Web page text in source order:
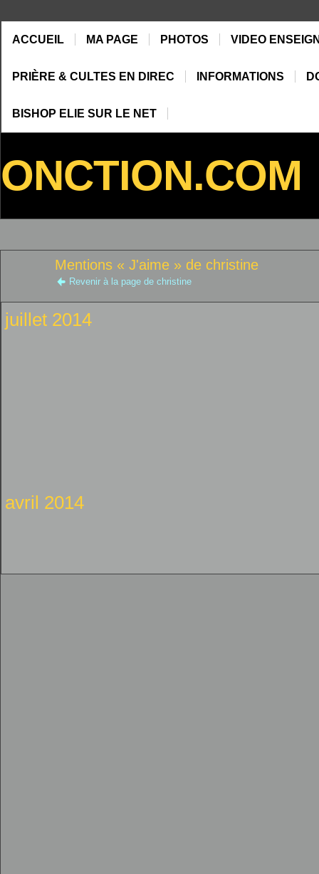
ACCUEIL MA PAGE PHOTOS VIDEO
PRIÈRE & CULTES EN DIREC INFORMATIONS
BISHOP ELIE SUR LE NET
ONCTION.COM
Mentions « J'aime » de christine
Revenir à la page de christine
juillet 2014
avril 2014